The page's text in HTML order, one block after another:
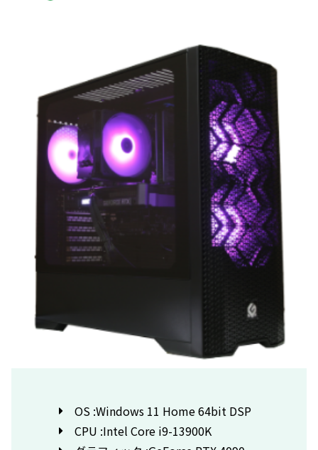
OS :Windows 11 Home 64bit DSP
CPU :Intel Core i9-13900K